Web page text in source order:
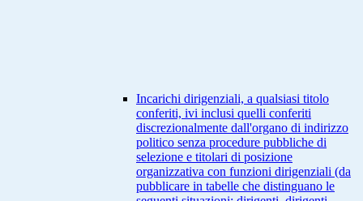
Incarichi dirigenziali, a qualsiasi titolo
conferiti, ivi inclusi quelli conferiti
discrezionalmente dall'organo di indirizzo
politico senza procedure pubbliche di
selezione e titolari di posizione
organizzativa con funzioni dirigenziali (da
pubblicare in tabelle che distinguano le